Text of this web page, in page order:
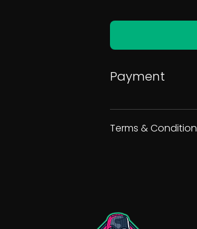
Payment
Terms & Condition